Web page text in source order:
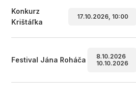
Konkurz
Krištáľka
17.10.2026, 10:00
Festival Jána Roháča
8.10.2026
10.10.2026